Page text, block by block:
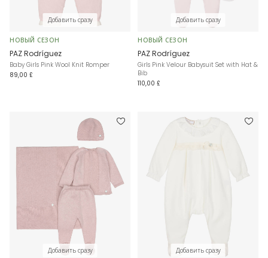
Добавить сразу
НОВЫЙ СЕЗОН
PAZ Rodríguez
Baby Girls Pink Wool Knit Romper
89,00 £
Добавить сразу
НОВЫЙ СЕЗОН
PAZ Rodríguez
Girls Pink Velour Babysuit Set with Hat &
Bib
110,00 £
Добавить сразу Добавить сразу